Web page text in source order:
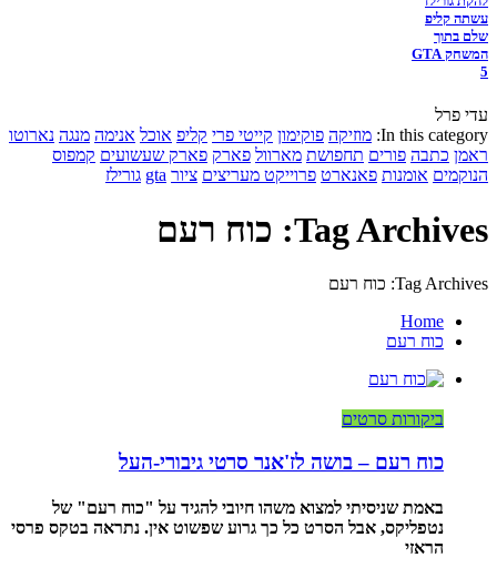
עשתה קליפ
שלם בתוך
המשחק GTA
5
עדי פרל
In this category: מוזיקה פוקימון קייטי פרי קליפ אוכל אנימה מנגה נארוטו
ראמן כתבה פורים תחפושת מארוול פארק פארק שעשועים קמפוס
הנוקמים אומנות פאנארט פרוייקט מעריצים ציור gta גורילז
Tag Archives: כוח רעם
Tag Archives: כוח רעם
Home
כוח רעם
ביקורות סרטים
כוח רעם – בושה לז'אנר סרטי גיבורי-העל
באמת שניסיתי למצוא משהו חיובי להגיד על "כוח רעם" של
נטפליקס, אבל הסרט כל כך גרוע שפשוט אין. נתראה בטקס פרסי
הראזי